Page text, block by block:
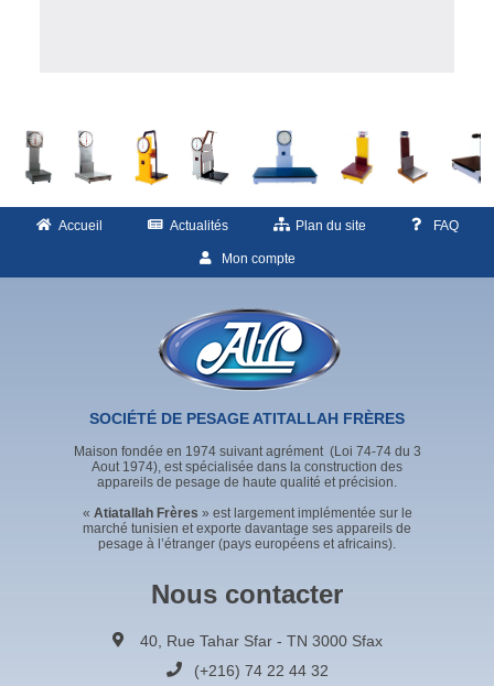
Accueil Actualités Plan du site FAQ
Mon compte
SOCIÉTÉ DE PESAGE ATITALLAH FRÈRES
Maison fondée en 1974 suivant agrément (Loi 74-74 du 3
Aout 1974), est spécialisée dans la construction des
appareils de pesage de haute qualité et précision.
« Atiatallah Frères » est largement implémentée sur le
marché tunisien et exporte davantage ses appareils de
pesage à l’étranger (pays européens et africains).
Nous contacter
40, Rue Tahar Sfar - TN 3000 Sfax
(+216) 74 22 44 32